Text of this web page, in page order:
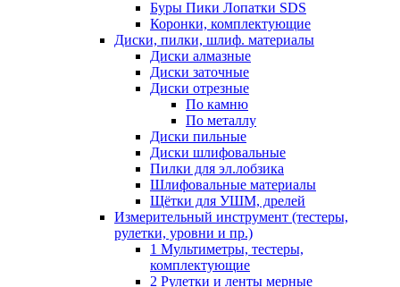
Буры Пики Лопатки SDS
Коронки, комплектующие
Диски, пилки, шлиф. материалы
Диски алмазные
Диски заточные
Диски отрезные
По камню
По металлу
Диски пильные
Диски шлифовальные
Пилки для эл.лобзика
Шлифовальные материалы
Щётки для УШМ, дрелей
Измерительный инструмент (тестеры,
рулетки, уровни и пр.)
1 Мультиметры, тестеры,
комплектующие
2 Рулетки и ленты мерные